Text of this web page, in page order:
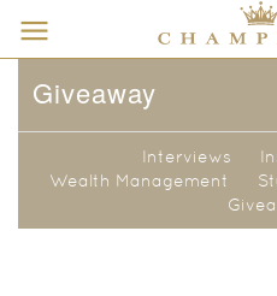
Giveaway
Interviews
Wealth Management